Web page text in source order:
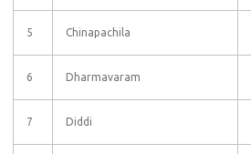
5 Chinapachila
6 Dharmavaram
7 Diddi